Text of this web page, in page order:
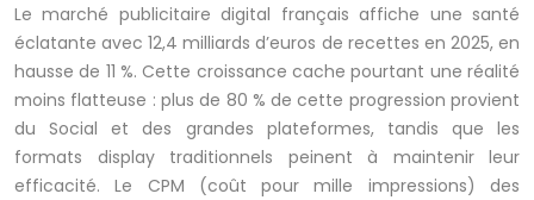
Le marché publicitaire digital français affiche une santé
éclatante avec 12,4 milliards d’euros de recettes en 2025, en
hausse de 11 %. Cette croissance cache pourtant une réalité
moins flatteuse : plus de 80 % de cette progression provient
du Social et des grandes plateformes, tandis que les
formats display traditionnels peinent à maintenir leur
efficacité. Le CPM (coût pour mille impressions) des